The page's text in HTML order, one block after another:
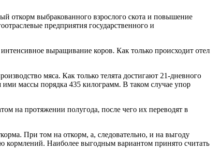
откорм выбракованного взрослого скота и повышение
предприятия государственного и
выращивание коров. Как только происходит отел
мяса. Как только телята достигают 21-дневного
массы порядка 435 килограмм. В таком случае упор
на протяжении полугода, после чего их переводят в
При том на откорм, а, следовательно, и на выгоду
кормлений. Наиболее выгодным вариантом принято считать